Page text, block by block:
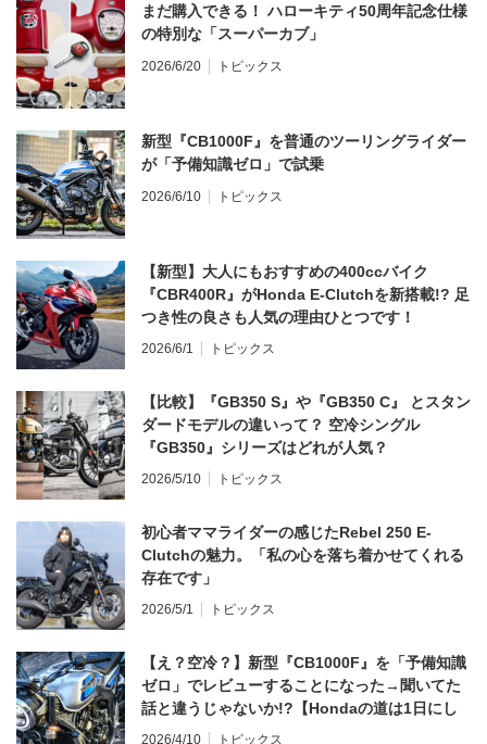
まだ購入できる！ ハローキティ50周年記念仕様
の特別な「スーパーカブ」
2026/6/20 トピックス
新型『CB1000F』を普通のツーリングライダー
が「予備知識ゼロ」で試乗
2026/6/10 トピックス
【新型】大人にもおすすめの400ccバイク
『CBR400R』がHonda E-Clutchを新搭載!? 足
つき性の良さも人気の理由ひとつです！
2026/6/1 トピックス
【比較】『GB350 S』や『GB350 C』 とスタン
ダードモデルの違いって？ 空冷シングル
『GB350』シリーズはどれが人気？
2026/5/10 トピックス
初心者ママライダーの感じたRebel 250 E-
Clutchの魅力。「私の心を落ち着かせてくれる
存在です」
2026/5/1 トピックス
【え？空冷？】新型『CB1000F』を「予備知識
ゼロ」でレビューすることになった→聞いてた
話と違うじゃないか!?【Hondaの道は1日にし
てならず／CB1000F ①第一印象 編】
2026/4/10 トピックス